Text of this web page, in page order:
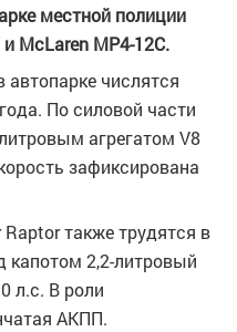
местной полиции
McLaren MP4-12C.
числятся
По силовой части
агрегатом V8
зафиксирована
также трудятся в
капотом 2,2-литровый
л.с. В роли
АКПП.